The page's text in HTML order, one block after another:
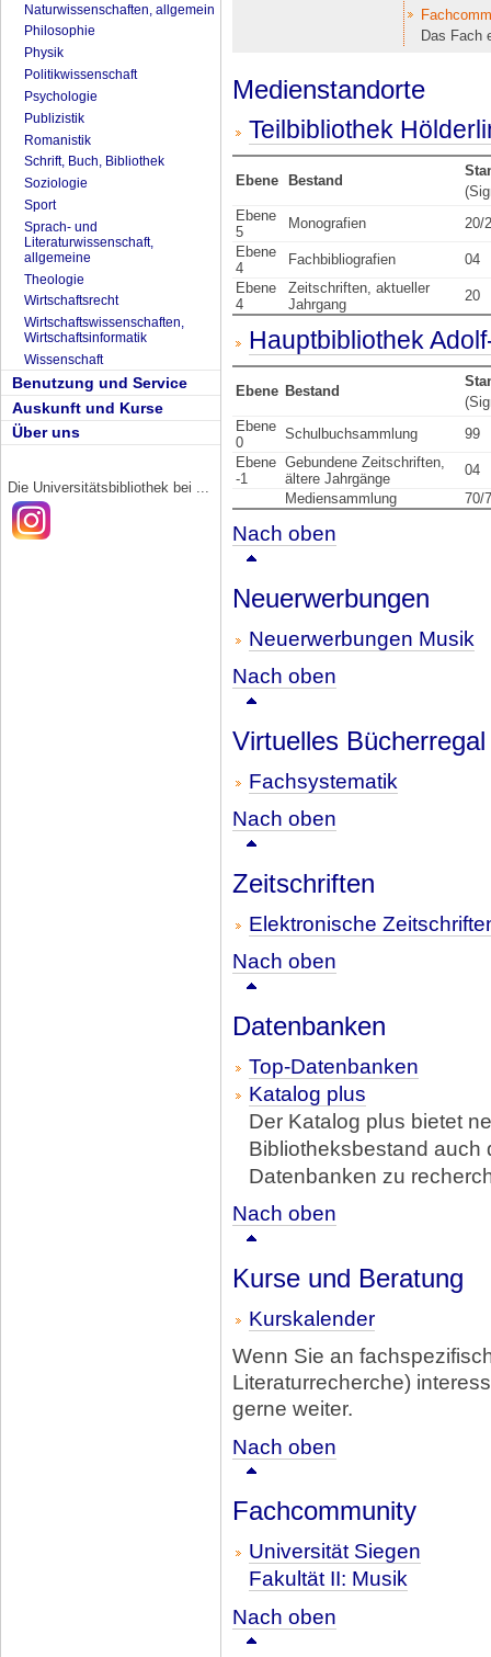
Naturwissenschaften, allgemein
Philosophie
Physik
Politikwissenschaft
Psychologie
Publizistik
Romanistik
Schrift, Buch, Bibliothek
Soziologie
Sport
Sprach- und
Literaturwissenschaft,
allgemeine
Theologie
Wirtschaftsrecht
Wirtschaftswissenschaften,
Wirtschaftsinformatik
Wissenschaft
Benutzung und Service
Auskunft und Kurse
Über uns
Die Universitätsbibliothek bei ...
Das Fach
Medienstandorte
Teilbibliothek
Ebene Bestand
Ebene
5
Monografien
20/
Ebene
4
Fachbibliografien
04
Ebene
4
Zeitschriften, aktueller
Jahrgang
20
Hauptbibliothek
Ebene Bestand
Ebene
0
Schulbuchsammlung
99
Ebene
-1
Gebundene Zeitschriften,
ältere Jahrgänge
04
Mediensammlung
70/
Nach oben
Neuerwerbungen
Neuerwerbungen Musik
Nach oben
Virtuelles Bücherregal
Fachsystematik
Nach oben
Zeitschriften
Elektronische
Nach oben
Datenbanken
Top-Datenbanken
Katalog plus
Der Katalog plus bietet
Bibliotheksbestand auch
Datenbanken zu
Nach oben
Kurse und Beratung
Kurskalender
Wenn Sie an
Literaturrecherche)
gerne weiter.
Nach oben
Fachcommunity
Universität Siegen
Fakultät II: Musik
Nach oben